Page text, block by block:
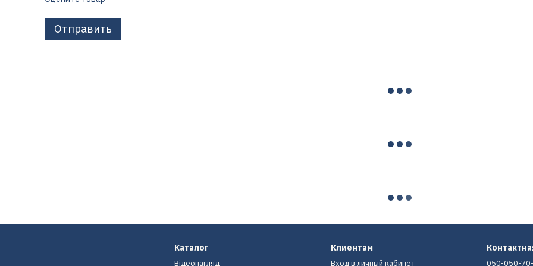
Отправить
Каталог
Відеонагляд
Клиентам
Вход в личный кабинет 050-050-